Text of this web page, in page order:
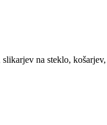
na steklo, košarjev,